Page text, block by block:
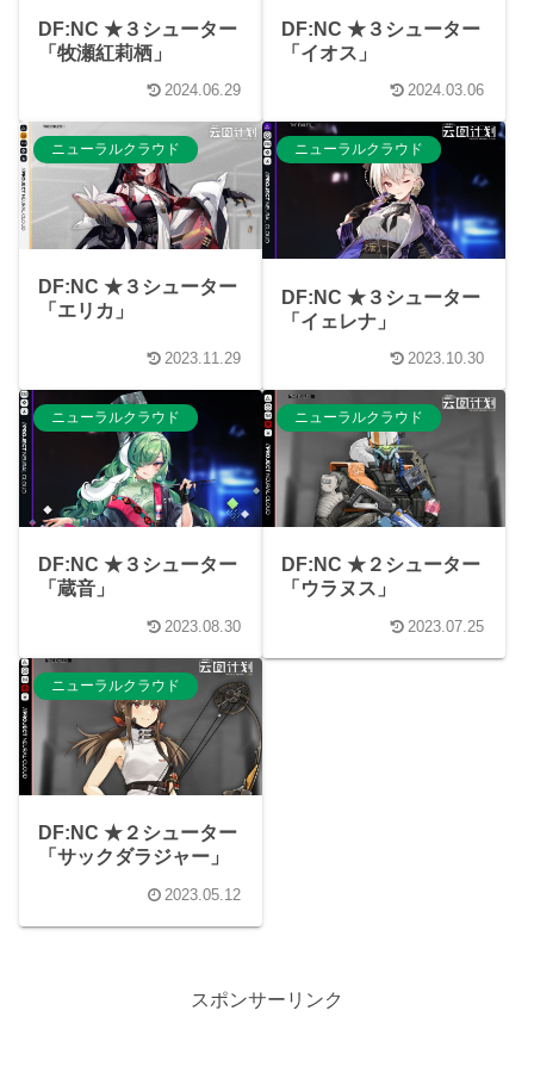
DF:NC ★３シューター
「牧瀬紅莉栖」
2024.06.29
DF:NC ★３シューター
「イオス」
2024.03.06
ニューラルクラウド
DF:NC ★３シューター
「エリカ」
2023.11.29
ニューラルクラウド
DF:NC ★３シューター
「イェレナ」
2023.10.30
ニューラルクラウド
DF:NC ★３シューター
「蔵音」
2023.08.30
ニューラルクラウド
DF:NC ★２シューター
「ウラヌス」
2023.07.25
ニューラルクラウド
DF:NC ★２シューター
「サックダラジャー」
2023.05.12
スポンサーリンク